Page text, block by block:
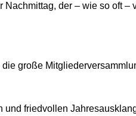
der – wie so oft –
große
friedvollen